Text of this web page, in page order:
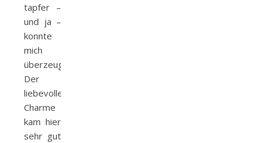
tapfer –
und ja –
konnte
mich
überzeugen.
Der
liebevolle
Charme
kam hier
sehr gut